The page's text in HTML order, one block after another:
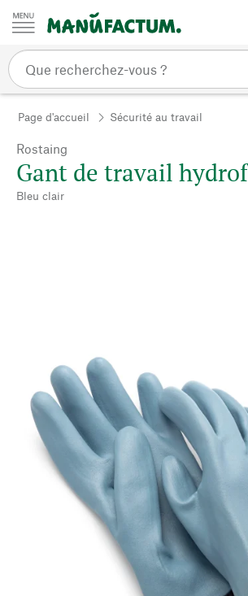
Passer au contenu
Page d'accueil Sécurité au travail
Rostaing
Gant de travail
Bleu clair